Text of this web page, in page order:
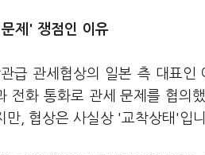
제' 쟁점인 이유
급 관세협상의 일본 측 대표
전화 통화로 관세 문제를 협의
, 협상은 사실상 '교착상태'입